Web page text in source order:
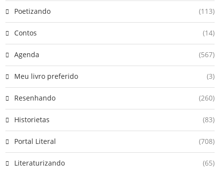
Poetizando (113)
Contos (14)
Agenda (567)
Meu livro preferido (3)
Resenhando (260)
Historietas (83)
Portal Literal (708)
Literaturizando (65)